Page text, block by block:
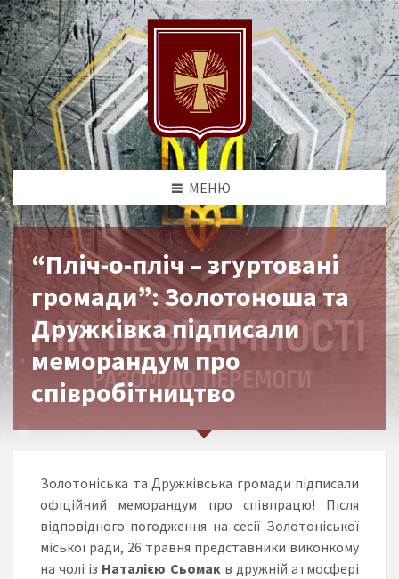
МЕНЮ
“Пліч-о-пліч – згуртовані
громади”: Золотоноша та
Дружківка підписали
меморандум про
співробітництво
Золотоніська та Дружківська громади підписали
офіційний меморандум про співпрацю! Після
відповідного погодження на сесії Золотоніської
міської ради, 26 травня представники виконкому
на чолі із Наталією Сьомак в дружній атмосфері